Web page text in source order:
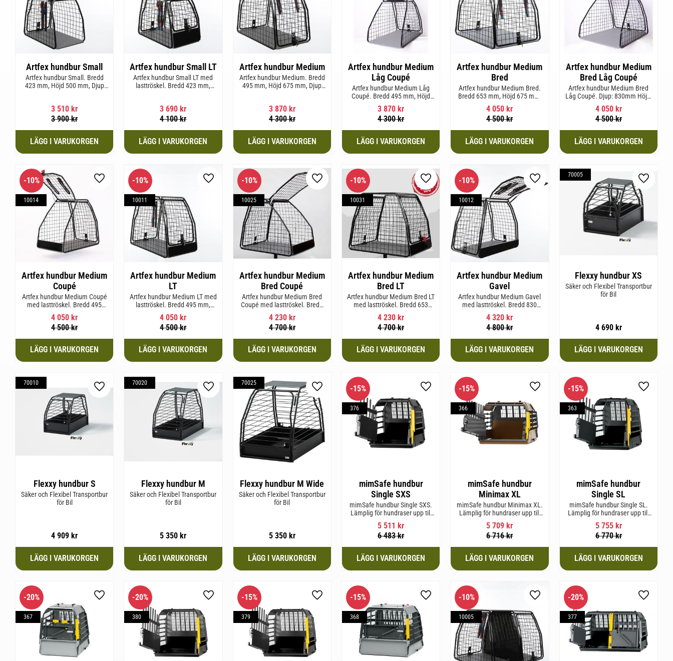
Artfex hundbur Small
Artfex hundbur Small. Bredd
423 mm, Höjd 500 mm, Djup
3 510 kr
3 900kr
Artfex hundbur Small LT
Artfex hundbur Small LT med
lasttröskel. Bredd 423 mm,
3 690 kr
4 100kr
Artfex hundbur Medium
Artfex hundbur Medium. Bredd
495 mm, Höjd 675 mm, Djup
3 870kr
4 300kr
Artfex hundbur Medium
Låg Coupé
Artfex hundbur Medium Låg
Coupé. Bredd 495 mm, Höjd
580 mm, Djup 830 mm och Vikt
15,2 kg.
3 870 kr
4 300kr
Artfex hundbur Medium
Bred
Artfex hundbur Medium Bred.
Bredd 653 mm, Höjd 675 mm,
Djup 830 mm och Vikt 19,7 kg.
4 050 kr
4 500kr
Artfex hundbur Medium
Bred Låg Coupé
Artfex hundbur Medium Bred
Låg Coupé. Djup: 830mm Höjd:
580mm Bredd: 653mm Vikt:
17,5kg
4 050kr
4 500kr
Artfex hundbur Medium
Coupé
Artfex hundbur Medium Coupé
med lasttröskel. Bredd 495
mm, Höjd 675 mm, Djup 830
mm och Vikt 15,8 kg.
4 050 kr
4 500kr
10%
10014
Lägg till i favoriter
Artfex hundbur Medium
LT
Artfex hundbur Medium LT med
lasttröskel. Bredd 495 mm,
Höjd 675 mm, Djup 830 mm
och Vikt 17 kg.
4 050 kr
4 500kr
10%
10011
Lägg till i favoriter
Artfex hundbur Medium
Bred Coupé
Artfex hundbur Medium Bred
Coupé med lasttröskel. Bredd
653 mm, Höjd 675 mm, Djup
830 mm och Vikt 19,4 kg.
4 230kr
4 700kr
10%
10025
Lägg till i favoriter
Artfex hundbur Medium
Bred LT
Artfex hundbur Medium Bred LT
med lasttröskel. Bredd 653
mm, Höjd 675 mm, Djup 830
mm och Vikt 20,2 kg.
4 230 kr
4 700kr
10%
10031
Lägg till i favoriter
Artfex hundbur Medium
Gavel
Artfex hundbur Medium Gavel
med lasttröskel. Bredd 830
mm, Höjd 675 mm, Djup 495
mm och Vikt 20,1 kg.
4 320 kr
4 800kr
10%
10012
Lägg till i favoriter
Flexxy hundbur XS
Säker och Flexibel Transportbur
för Bil
4 690kr
70005
Lägg till
Flexxy hundbur S
Säker och Flexibel Transportbur
för Bil
4 909 kr
70010
Lägg till i favoriter
Flexxy hundbur M
Säker och Flexibel Transportbur
för Bil
5 350 kr
70020
Lägg till i favoriter
Flexxy hundbur M Wide
Säker och Flexibel Transportbur
för Bil
5 350kr
70025
Lägg till i favoriter
mimSafe hundbur
Single SXS
mimSafe hundbur Single SXS.
Lämplig för hundraser upp till
52 cm i mankhöjd.
5 511 kr
6 483kr
15%
376
Lägg till i favoriter
mimSafe hundbur
Minimax XL
mimSafe hundbur Minimax XL.
Lämplig för hundraser upp till
38 cm i mankhöjd.
5 709 kr
6 716kr
15%
366
Lägg till i favoriter
mimSafe hundbur
Single SL
mimSafe hundbur Single SL.
Lämplig för hundraser upp till
58 cm i mankhöjd.
5 755kr
6 770kr
15%
363
Lägg till
20%
367
Lägg till i favoriter
20%
380
Lägg till i favoriter
15%
379
Lägg till i favoriter
15%
368
Lägg till i favoriter
10%
10005
Lägg till i favoriter
20%
377
Lägg till